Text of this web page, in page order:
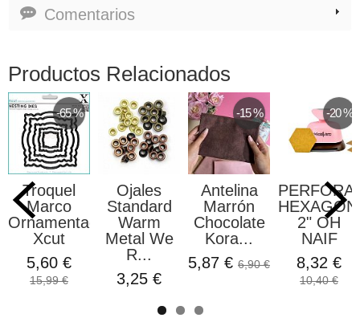
Comentarios
Productos Relacionados
-65 %
Troquel
Marco
Ornamentado
Xcut
5,60 €
15,99 €
Ojales
Standard
Warm
Metal We
R...
3,25 €
-15 %
Antelina
Marrón
Chocolate
Kora...
5,87 € 6,90 €
-20 %
2" OH
NAIF
8,32 €
10,40 €